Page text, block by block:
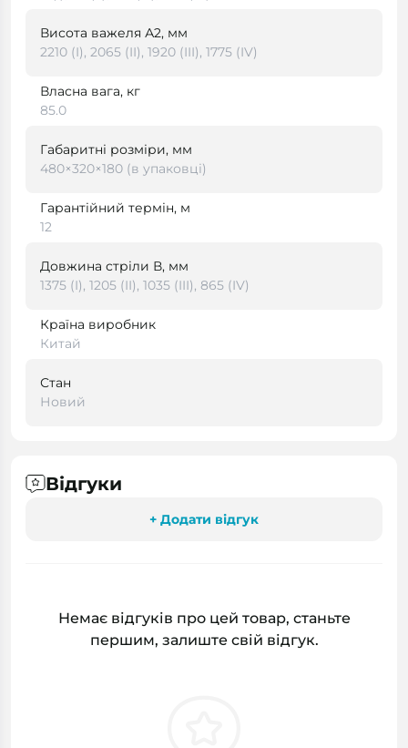
Висота важеля А2, мм
2210 (I), 2065 (II), 1920 (III), 1775 (IV)
Власна вага, кг
85.0
Габаритні розміри, мм
480×320×180 (в упаковці)
Гарантійний термін, м
12
Довжина стріли В, мм
1375 (I), 1205 (II), 1035 (III), 865 (IV)
Країна виробник
Китай
Стан
Новий
Відгуки
+ Додати відгук
Немає відгуків про цей товар, станьте
першим, залиште свій відгук.